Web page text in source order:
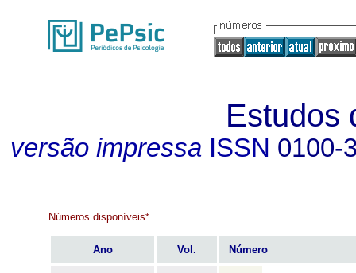
Estudos
versão impressa ISSN 0100-
Números disponíveis*
Ano Vol. Número